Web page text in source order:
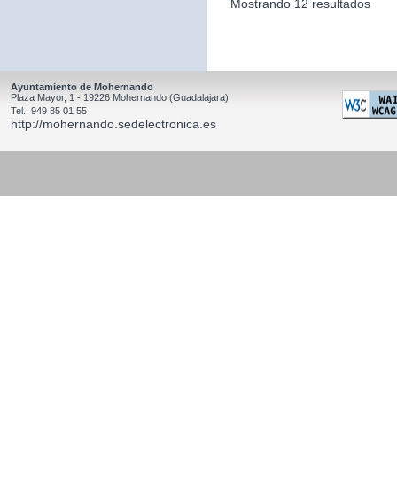
Mostrando 12 resultados
Ayuntamiento de Mohernando
Plaza Mayor, 1 - 19226 Mohernando (Guadalajara)
Tel.: 949 85 01 55
http://mohernando.sedelectronica.es